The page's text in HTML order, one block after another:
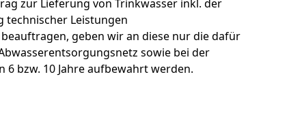
zur Lieferung von Trinkwasser inkl. der
technischer Leistungen
geben wir an diese nur die dafür
sowie bei der
bzw. 10 Jahre aufbewahrt werden.